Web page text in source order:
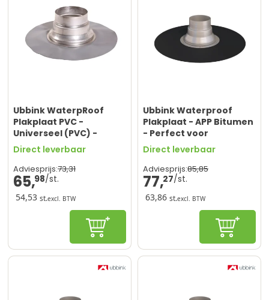
Ubbink WaterpRoof
Plakplaat PVC -
Universeel (PVC) -
Perfect voor
rookgasafvoeren
Direct leverbaar
Adviesprijs:73,31
65,98
54,53 st.excl. BTW
Configureren
Ubbink Waterproof
Plakplaat - APP Bitumen
- Perfect voor
rookgasafvoeren
Direct leverbaar
Adviesprijs:85,85
77,27
63,86 st.excl. BTW